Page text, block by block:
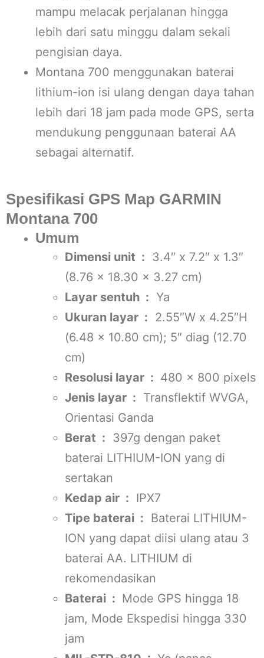
mampu melacak perjalanan hingga
lebih dari satu minggu dalam sekali
pengisian daya.
Montana 700 menggunakan baterai
lithium-ion isi ulang dengan daya tahan
lebih dari 18 jam pada mode GPS, serta
mendukung penggunaan baterai AA
sebagai alternatif.
Spesifikasi GPS Map GARMIN
Montana 700
Umum
Dimensi unit : 3.4″ x 7.2″ x 1.3″
(8.76 x 18.30 x 3.27 cm)
Layar sentuh : Ya
Ukuran layar : 2.55″W x 4.25″H
(6.48 x 10.80 cm); 5″ diag (12.70
cm)
Resolusi layar : 480 x 800 pixels
Jenis layar : Transflektif WVGA,
Orientasi Ganda
Berat : 397g dengan paket
baterai LITHIUM-ION yang di
sertakan
Kedap air : IPX7
Tipe baterai : Baterai LITHIUM-
ION yang dapat diisi ulang atau 3
baterai AA. LITHIUM di
rekomendasikan
Baterai : Mode GPS hingga 18
jam, Mode Ekspedisi hingga 330
jam